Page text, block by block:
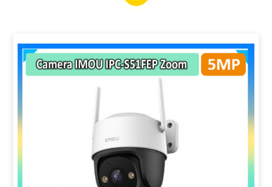
năng nhận diện và giám sát đối tượng tốt hơn, đảm bảo